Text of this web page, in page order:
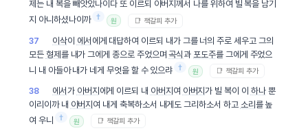
제는 내 복을 빼앗았나이다 또 이르되 아버지께서 나를 위하여 빌 복을 남기
지 아니하셨나이까 † 원 📑 책갈피 추가
37 이삭이 에서 에게 대답하여 이르되 내가 그를 너의 주로 세우고 그의
모든 형제 를 내가 그에게 종으로 주었으며곡식과 포도주를 그에게 주었으
니 내 아들아 내가 네게 무엇을 할 수 있으랴 † 원 📑 책갈피 추가
38 에서 가 아버지 에게 이르되 내 아버지 여 아버지가 빌 복이 이 하나뿐
이리이까 내 아버지 여 내게 축복하소서 내게도 그리하소서 하고 소리 를 높
여 우니
† 원 📑 책갈피 추가